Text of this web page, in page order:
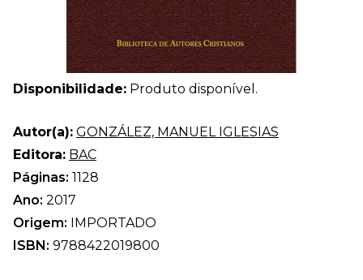
Disponibilidade: Produto disponível.
Autor(a): GONZÁLEZ, MANUEL IGLESIAS
Editora: BAC
Páginas: 1128
Ano: 2017
Origem: IMPORTADO
ISBN: 9788422019800